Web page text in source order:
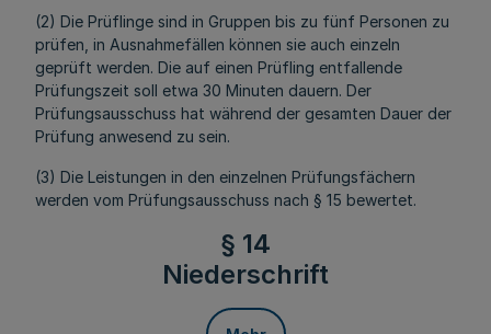
(2) Die Prüflinge sind in Gruppen bis zu fünf Personen zu
prüfen, in Ausnahmefällen können sie auch einzeln
geprüft werden. Die auf einen Prüfling entfallende
Prüfungszeit soll etwa 30 Minuten dauern. Der
Prüfungsausschuss hat während der gesamten Dauer der
Prüfung anwesend zu sein.
(3) Die Leistungen in den einzelnen Prüfungsfächern
werden vom Prüfungsausschuss nach § 15 bewertet.
§ 14
Niederschrift